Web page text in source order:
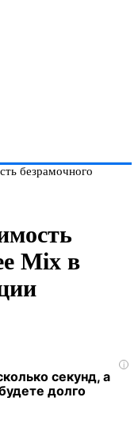
безрамочного
Mix в
i
секунд, а
долго